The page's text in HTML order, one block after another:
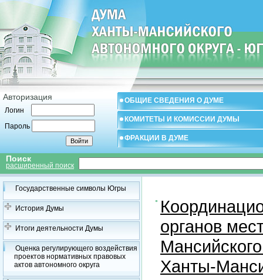
Авторизация
Логин
Пароль
ОБЩИЕ СВЕДЕНИЯ О ДУМЕ
КОМИТЕТЫ И КОМИССИИ ДУМЫ
ФРАКЦИИ В ДУМЕ
Поиск
расширенный поиск
Государственные символы Югры
История Думы
Итоги деятельности Думы
Оценка регулирующего воздействия
проектов нормативных правовых
актов автономного округа
органов
Ханты-